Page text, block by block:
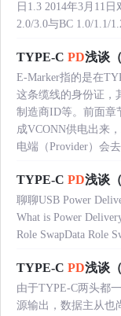
日1.3 2014年3月11
2.0/3.0与BC 1.0/1.1/
TYPE-C PD浅谈
E-Marker指的是在
这条缆线的身份证，
制造商ID等。前面章
成VCONN供电出来
电端（Provider）会
TYPE-C PD浅谈
聊聊USB Power
What is Power
Role SwapData Role
TYPE-C PD浅谈
由于TYPE-C两头都
源输出，数据主从也